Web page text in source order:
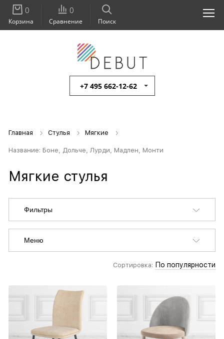
+7 495 662-12-62
Поиск
0
Сравнение
0
Корзина
Главная Стулья Мягкие
Название: Боне, Дольче, Лурди, Мадлен, Монти
Мягкие стулья
Фильтры
Меню
Сортировка: По популярности